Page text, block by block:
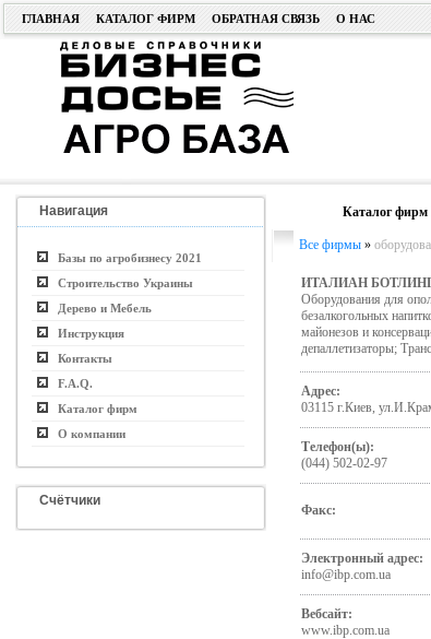
ГЛАВНАЯ КАТАЛОГ ФИРМ ОБРАТНАЯ СВЯЗЬ О НАС
Навигация
Базы по агробизнесу 2021
Строительство Украины
Дерево и Мебель
Инструкция
Контакты
F.A.Q.
Каталог фирм
О компании
Счётчики
Каталог фирм
Все фирмы»
ИТАЛИАН
Оборудования для
безалкогольных
майонезов и
депаллетизаторы;
Адрес:
03115 г.Киев,
Телефон(ы):
(044) 502-02-97
Факс:
Электронный адрес:
info@ibp.com.ua
Вебсайт:
www.ibp.com.ua